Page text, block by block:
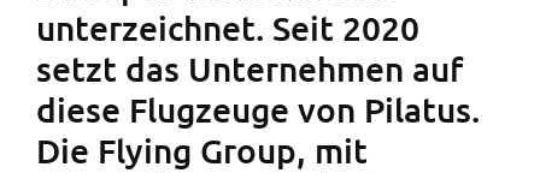
unterzeichnet. Seit 2020
setzt das Unternehmen auf
diese Flugzeuge von Pilatus.
Die Flying Group, mit